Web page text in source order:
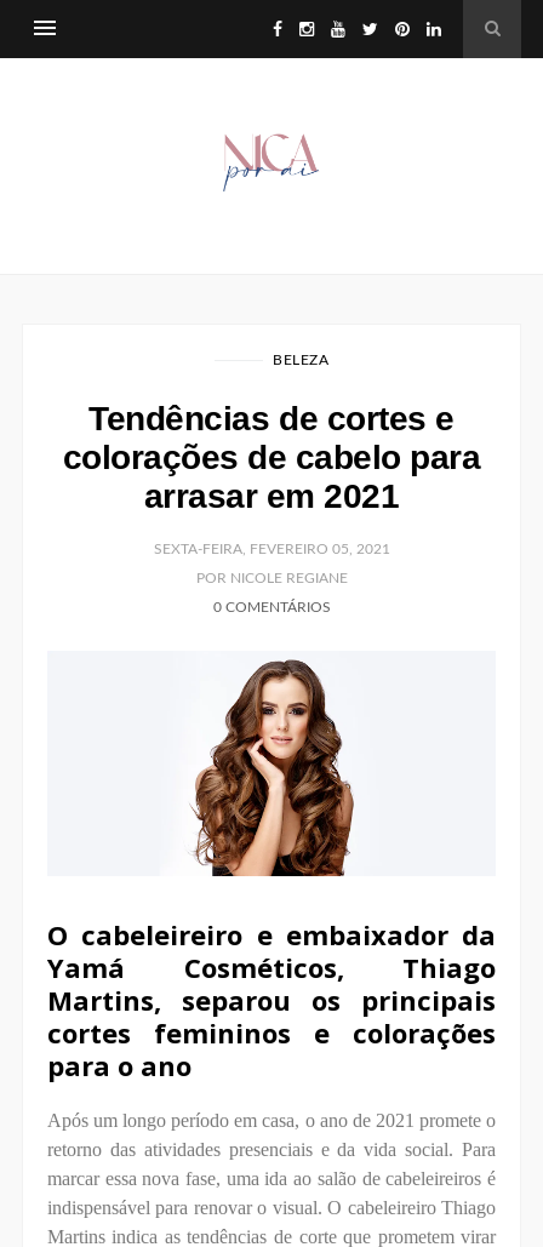
BELEZA
Tendências de cortes e
colorações de cabelo para
arrasar em 2021
SEXTA-FEIRA, FEVEREIRO 05, 2021
POR NICOLE REGIANE
0 COMENTÁRIOS
O cabeleireiro e embaixador da
Yamá Cosméticos, Thiago
Martins, separou os principais
cortes femininos e colorações
para o ano
Após um longo período em casa, o ano de 2021 promete o
retorno das atividades presenciais e da vida social. Para
marcar essa nova fase, uma ida ao salão de cabeleireiros é
indispensável para renovar o visual. O cabeleireiro Thiago
Martins indica as tendências de corte que prometem virar